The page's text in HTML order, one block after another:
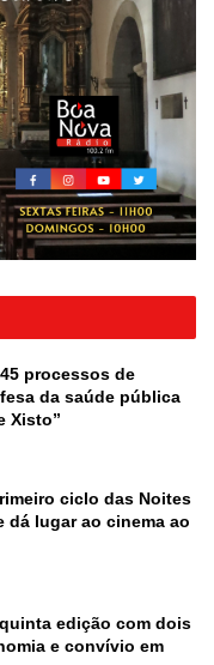
processos de
da saúde pública
Xisto”
ciclo das Noites
dá lugar ao cinema ao
quinta edição com dois
e convívio em